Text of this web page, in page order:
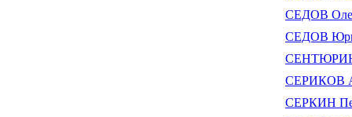
СЕДОВ
СЕДОВ
СЕНТЮРИН
СЕРИКОВ
СЕРКИН